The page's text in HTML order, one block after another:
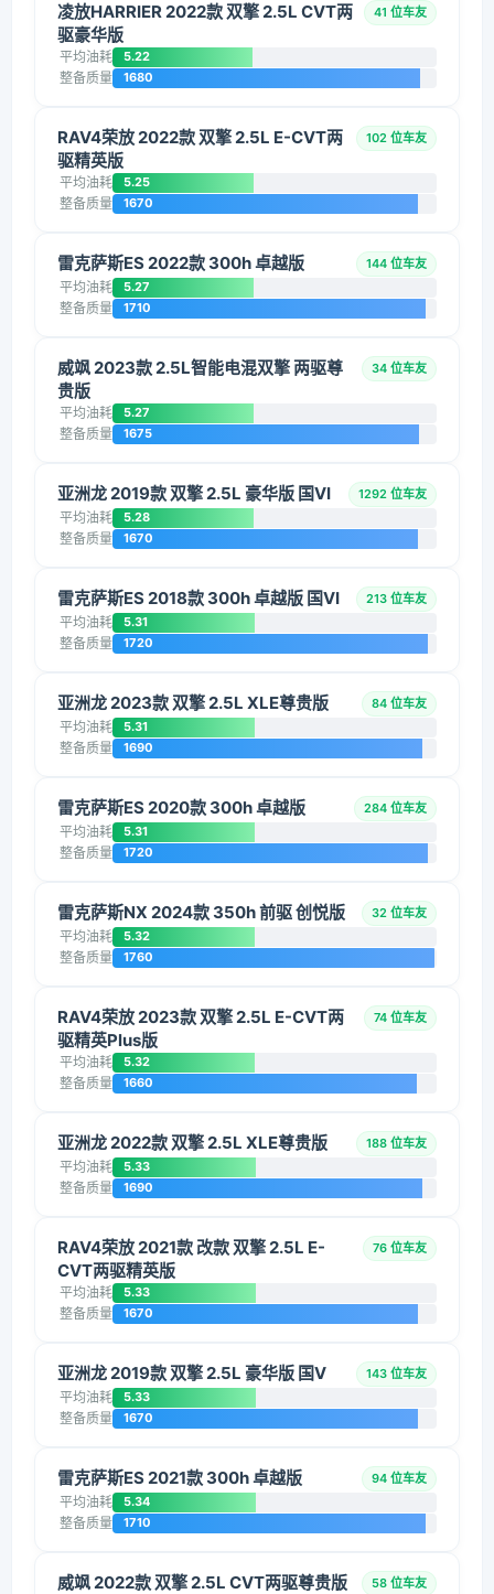
凌放HARRIER 2022款 双擎 2.5L CVT两
驱豪华版
41 位车友
平均油耗 5.22
整备质量 1680
RAV4荣放 2022款 双擎 2.5L E-CVT两
驱精英版
102 位车友
平均油耗 5.25
整备质量 1670
雷克萨斯ES 2022款 300h 卓越版 144 位车友
平均油耗 5.27
整备质量 1710
威飒 2023款 2.5L智能电混双擎 两驱尊
贵版
34 位车友
平均油耗 5.27
整备质量 1675
亚洲龙 2019款 双擎 2.5L 豪华版 国VI 1292 位车友
平均油耗 5.28
整备质量 1670
雷克萨斯ES 2018款 300h 卓越版 国VI 213 位车友
平均油耗 5.31
整备质量 1720
亚洲龙 2023款 双擎 2.5L XLE尊贵版 84 位车友
平均油耗 5.31
整备质量 1690
雷克萨斯ES 2020款 300h 卓越版 284 位车友
平均油耗 5.31
整备质量 1720
雷克萨斯NX 2024款 350h 前驱 创悦版 32 位车友
平均油耗 5.32
整备质量 1760
RAV4荣放 2023款 双擎 2.5L E-CVT两
驱精英Plus版
74 位车友
平均油耗 5.32
整备质量 1660
亚洲龙 2022款 双擎 2.5L XLE尊贵版 188 位车友
平均油耗 5.33
整备质量 1690
RAV4荣放 2021款 改款 双擎 2.5L E-
CVT两驱精英版
76 位车友
平均油耗 5.33
整备质量 1670
亚洲龙 2019款 双擎 2.5L 豪华版 国V 143 位车友
平均油耗 5.33
整备质量 1670
雷克萨斯ES 2021款 300h 卓越版 94 位车友
平均油耗 5.34
整备质量 1710
威飒 2022款 双擎 2.5L CVT两驱尊贵版 58 位车友